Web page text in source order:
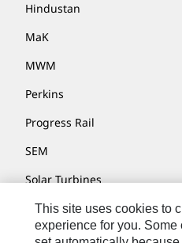
Hindustan
MaK
MWM
Perkins
Progress Rail
SEM
Solar Turbines
SPM Oil & Gas
Turner Powertrain Systems
This site uses cookies to
experience for you. Some